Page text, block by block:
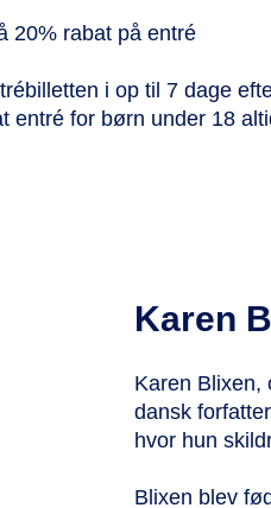
20% rabat på entré
i op til 7 dage
for børn under 18
Karen
Karen Blixen,
dansk
hvor hun
Blixen blev